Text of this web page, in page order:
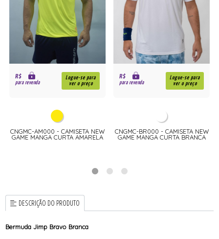
R$
para revenda
Logue-se para
ver o preço
CNGMC-AM000 - CAMISETA NEW
GAME MANGA CURTA AMARELA
R$
para revenda
Logue-se para
ver o preço
CNGMC-BR000 - CAMISETA NEW
GAME MANGA CURTA BRANCA
DESCRIÇÃO DO PRODUTO
Bermuda Jimp Bravo Branca